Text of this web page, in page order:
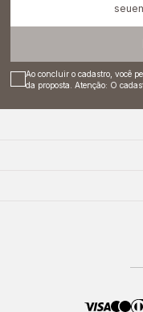
Ao concluir o cadastro, você
da proposta. Atenção: O